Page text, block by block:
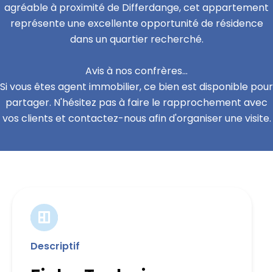
agréable à proximité de Differdange, cet appartement
représente une excellente opportunité de résidence
dans un quartier recherché.
Avis à nos confrères...
Si vous êtes agent immobilier, ce bien est disponible pour
partager. N'hésitez pas à faire le rapprochement avec
vos clients et contactez-nous afin d'organiser une visite.
Descriptif